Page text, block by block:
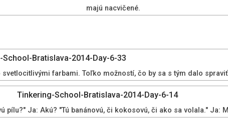
majú nacvičené.
farbami. Toľko možností, čo by sa s tým dalo
pílu?" Ja: Akú? "Tú banánovú, či kokosovú, či ako sa volala." Ja: